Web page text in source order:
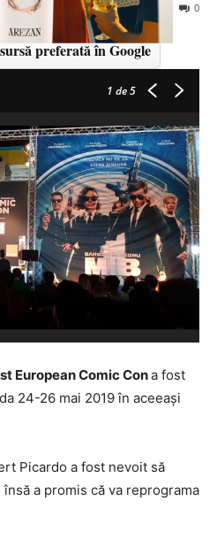
0
preferată în Google
1 de 5
European Comic Cona fost
24-26 mai 2019 în aceeași
Picardo a fost nevoit să
a promis că va reprograma